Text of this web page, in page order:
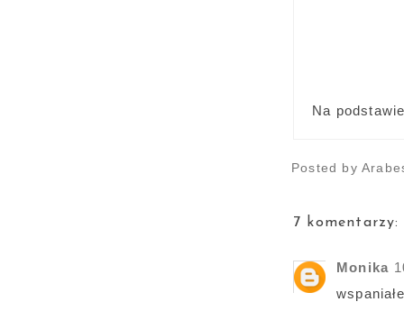
Na
Posted by
7 komentarzy:
Monika